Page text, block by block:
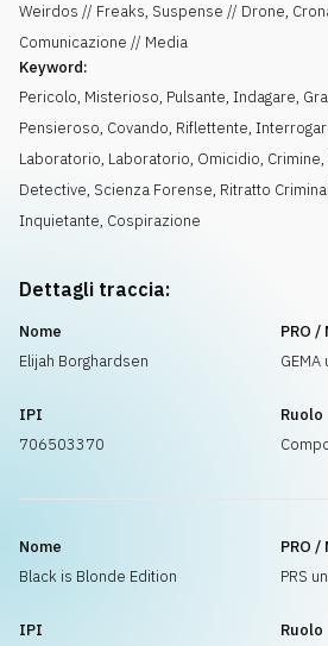
Weirdos // Freaks, Suspense // Drone,
Comunicazione // Media
Keyword:
Pericolo, Misterioso, Pulsante, Indagare,
Pensieroso, Covando, Riflettente,
Laboratorio, Laboratorio, Omicidio, Crimine,
Detective, Scienza Forense, Ritratto
Inquietante, Cospirazione
Dettagli traccia:
Nome
Elijah Borghardsen
PRO /
IPI
706503370
Ruolo
Nome
Black is Blonde Edition
PRO /
PRS
IPI
Ruolo